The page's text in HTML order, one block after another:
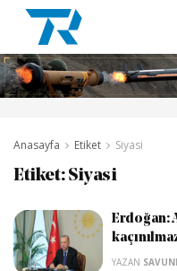
Anasayfa Etiket Siyasi
Etiket: Siyasi
Erdoğan:
YAZAN